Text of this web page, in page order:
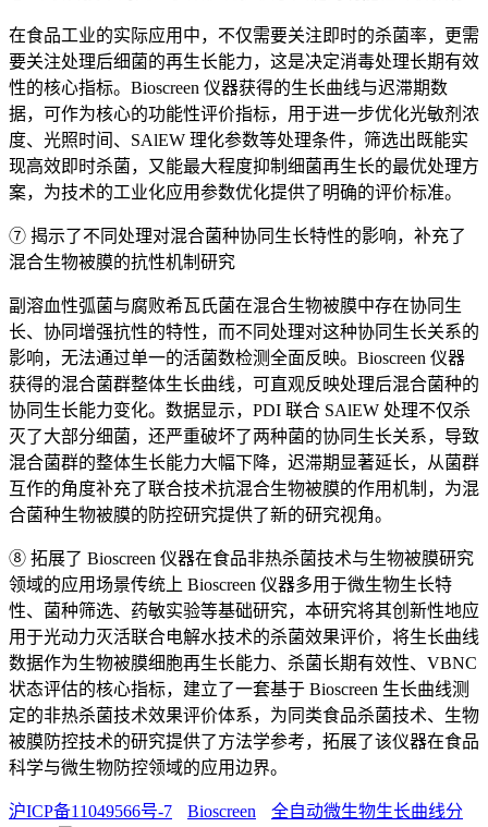
在食品工业的实际应用中，不仅需要关注即时的杀菌率，更需
要关注处理后细菌的再生长能力，这是决定消毒处理长期有效
性的核心指标。Bioscreen 仪器获得的生长曲线与迟滞期数
据，可作为核心的功能性评价指标，用于进一步优化光敏剂浓
度、光照时间、SAlEW 理化参数等处理条件，筛选出既能实
现高效即时杀菌，又能最大程度抑制细菌再生长的最优处理方
案，为技术的工业化应用参数优化提供了明确的评价标准。
⑦ 揭示了不同处理对混合菌种协同生长特性的影响，补充了
混合生物被膜的抗性机制研究
副溶血性弧菌与腐败希瓦氏菌在混合生物被膜中存在协同生
长、协同增强抗性的特性，而不同处理对这种协同生长关系的
影响，无法通过单一的活菌数检测全面反映。Bioscreen 仪器
获得的混合菌群整体生长曲线，可直观反映处理后混合菌种的
协同生长能力变化。数据显示，PDI 联合 SAlEW 处理不仅杀
灭了大部分细菌，还严重破坏了两种菌的协同生长关系，导致
混合菌群的整体生长能力大幅下降，迟滞期显著延长，从菌群
互作的角度补充了联合技术抗混合生物被膜的作用机制，为混
合菌种生物被膜的防控研究提供了新的研究视角。
⑧ 拓展了 Bioscreen 仪器在食品非热杀菌技术与生物被膜研究
领域的应用场景传统上 Bioscreen 仪器多用于微生物生长特
性、菌种筛选、药敏实验等基础研究，本研究将其创新性地应
用于光动力灭活联合电解水技术的杀菌效果评价，将生长曲线
数据作为生物被膜细胞再生长能力、杀菌长期有效性、VBNC
状态评估的核心指标，建立了一套基于 Bioscreen 生长曲线测
定的非热杀菌技术效果评价体系，为同类食品杀菌技术、生物
被膜防控技术的研究提供了方法学参考，拓展了该仪器在食品
科学与微生物防控领域的应用边界。
沪ICP备11049566号-7 Bioscreen 全自动微生物生长曲线分